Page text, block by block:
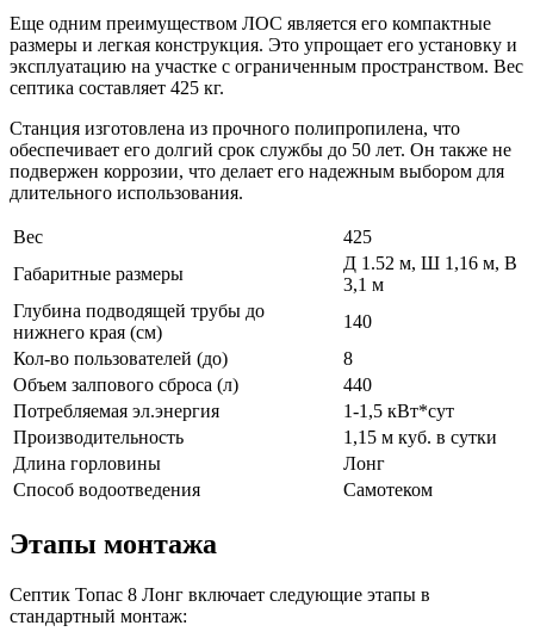
Еще одним преимуществом ЛОС является его компактные
размеры и легкая конструкция. Это упрощает его установку и
эксплуатацию на участке с ограниченным пространством. Вес
септика составляет 425 кг.
Станция изготовлена из прочного полипропилена, что
обеспечивает его долгий срок службы до 50 лет. Он также не
подвержен коррозии, что делает его надежным выбором для
длительного использования.
Вес
425
Габаритные размеры
Д 1.52 м, Ш 1,16 м, В
3,1 м
Глубина подводящей трубы до
нижнего края (см)
140
Кол-во пользователей (до)
8
Объем залпового сброса (л)
440
Потребляемая эл.энергия
1-1,5 кВт*сут
Производительность
1,15 м куб. в сутки
Длина горловины
Лонг
Способ водоотведения
Самотеком
Этапы монтажа
Септик Топас 8 Лонг включает следующие этапы в
стандартный монтаж: